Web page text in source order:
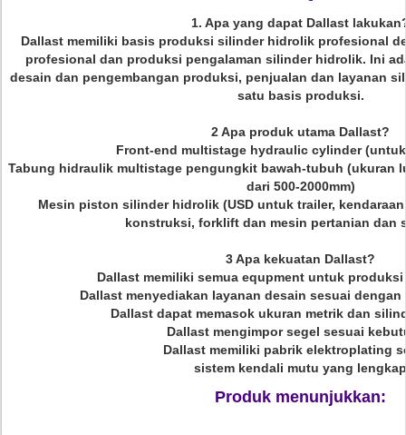
1. Apa yang dapat Dallast
Dallast memiliki basis produksi silinder hidrolik profesional
profesional dan produksi pengalaman silinder hidrolik. Ini
desain dan pengembangan produksi, penjualan dan layanan
satu basis produksi.
2 Apa produk utama Dallast?
Front-end multistage hydraulic cylinder
Tabung hidraulik multistage pengungkit bawah-tubuh (ukuran
dari 500-2000mm)
Mesin piston silinder hidrolik (USD untuk trailer,
konstruksi, forklift dan mesin pertanian dan
3 Apa kekuatan Dallast?
Dallast memiliki semua equpment untuk
Dallast menyediakan layanan desain sesuai dengan
Dallast dapat memasok ukuran metrik dan
Dallast mengimpor segel sesuai
Dallast memiliki pabrik elektroplating
sistem kendali mutu yang lengkap
Produk menunjukkan: